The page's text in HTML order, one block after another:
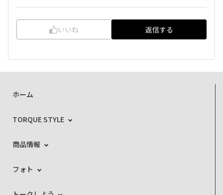
いいね 返信する
ホーム
TORQUE STYLE
商品情報
フォト